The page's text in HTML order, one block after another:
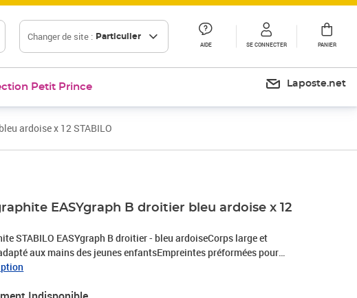
Changer de site : Particulier
AIDE SE CONNECTER PANIER
Petit Prince Laposte.net
ardoise x 12 STABILO
EASYgraph B droitier bleu ardoise x 12
STABILO EASYgraph B droitier - bleu ardoiseCorps large et
aux mains des jeunes enfantsEmpreintes préformées pour
correcte des doigtsMine large ( 3,15 mm) et robuste. Existe en